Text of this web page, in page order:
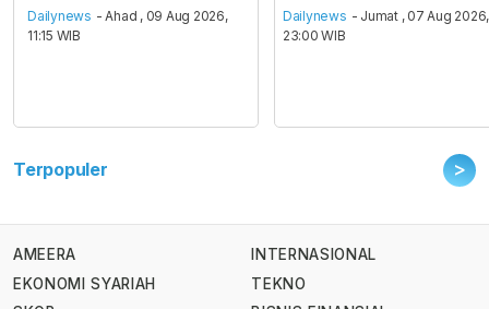
Dailynews - Ahad , 09 Aug 2026,
11:15 WIB
Dailynews - Jumat , 07 Aug 2026,
23:00 WIB
Terpopuler >
AMEERA
EKONOMI SYARIAH
INTERNASIONAL
TEKNO